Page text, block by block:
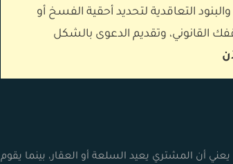
التعاقدية لتحديد أحقية الفسخ أو
وتقديم الدعوى بالشكل
أن المشتري يعيد السلعة أو العقار، بينما يقوم